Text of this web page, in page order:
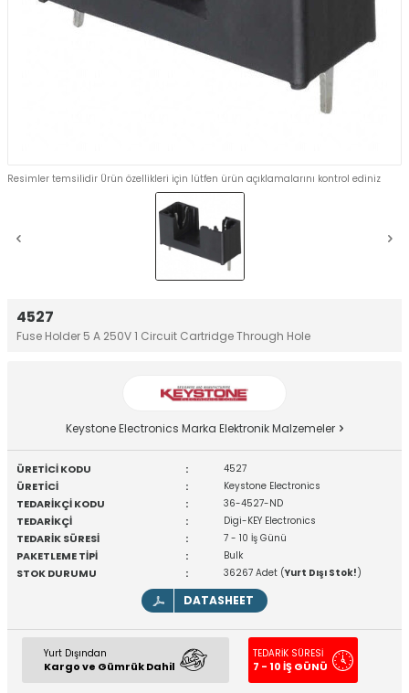
4527
Fuse Holder 5 A 250V 1 Circuit Cartridge Through Hole
Resimler temsilidir Ürün özellikleri için lütfen ürün açıklamalarını kontrol ediniz
Keystone Electronics Marka Elektronik Malzemeler
ÜRETİCİ KODU : 4527
ÜRETİCİ : Keystone Electronics
TEDARİKÇİ KODU : 36-4527-ND
TEDARİKÇİ : Digi-KEY Electronics
TEDARİK SÜRESİ : 7 - 10 İş Günü
PAKETLEME TİPİ : Bulk
STOK DURUMU : 36267 Adet (Yurt Dışı Stok!)
DATASHEET
Yurt Dışından
Kargo ve Gümrük Dahil
TEDARİK SÜRESİ
7 - 10 İŞ GÜNÜ